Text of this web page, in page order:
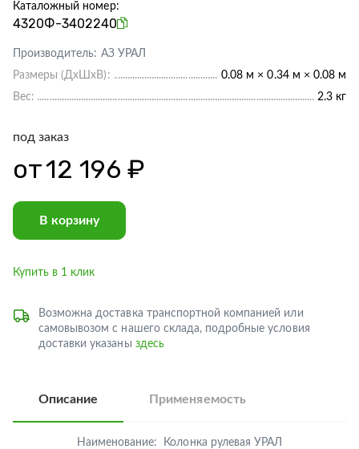
Каталожный номер:
4320Ф-3402240
Производитель: АЗ УРАЛ
Размеры (ДхШхВ):
0.08 м × 0.34 м × 0.08 м
Вес:
2.3 кг
под заказ
от12 196 ₽
В корзину
Купить в 1 клик
Возможна доставка транспортной компанией или
самовывозом с нашего склада, подробные условия
доставки указаны здесь
Описание Применяемость
Наименование:
Колонка рулевая УРАЛ